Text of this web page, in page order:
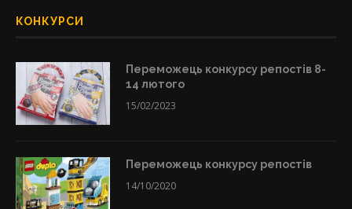
КОНКУРСИ
Переможець конкурсу репостів 8-
14 лютого
15/02/2023
Переможець конкурсу репостів
14/10/2020